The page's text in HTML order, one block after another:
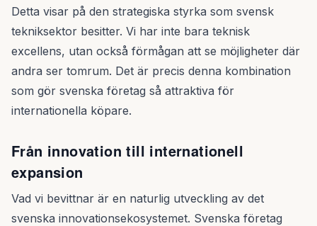
Detta visar på den strategiska styrka som svensk
tekniksektor besitter. Vi har inte bara teknisk
excellens, utan också förmågan att se möjligheter där
andra ser tomrum. Det är precis denna kombination
som gör svenska företag så attraktiva för
internationella köpare.
Från innovation till internationell
expansion
Vad vi bevittnar är en naturlig utveckling av det
svenska innovationsekosystemet. Svenska företag